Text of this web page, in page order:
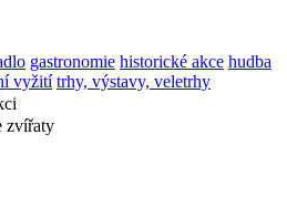
gastronomie historické akce hudba
vyžití trhy, výstavy, veletrhy
zvířaty